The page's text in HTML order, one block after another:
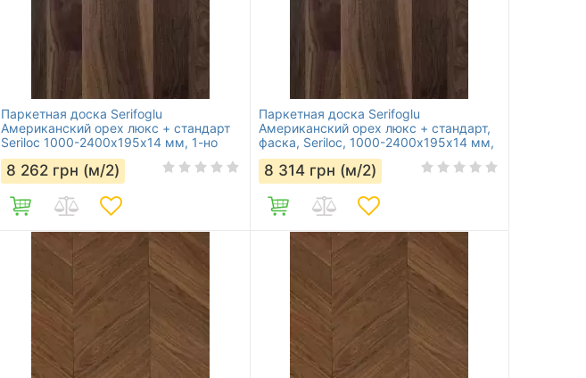
Паркетная доска Serifoglu
Американский орех люкс + стандарт
Seriloc 1000-2400х195х14 мм, 1-но
полосная
8 262 грн (м/2)
Паркетная доска Serifoglu
Американский орех люкс + стандарт,
фаска, Seriloc, 1000-2400х195х14 мм,
1-но полосная
8 314 грн (м/2)